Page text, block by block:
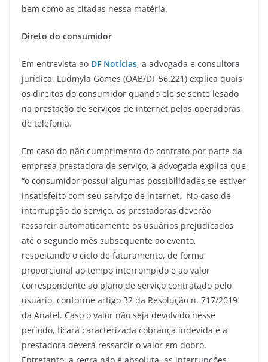
bem como as citadas nessa matéria.
Direto do consumidor
Em entrevista ao DF Notícias, a advogada e consultora
jurídica, Ludmyla Gomes (OAB/DF 56.221) explica quais
os direitos do consumidor quando ele se sente lesado
na prestação de serviços de internet pelas operadoras
de telefonia.
Em caso do não cumprimento do contrato por parte da
empresa prestadora de serviço, a advogada explica que
“o consumidor possui algumas possibilidades se estiver
insatisfeito com seu serviço de internet. No caso de
interrupção do serviço, as prestadoras deverão
ressarcir automaticamente os usuários prejudicados
até o segundo mês subsequente ao evento,
respeitando o ciclo de faturamento, de forma
proporcional ao tempo interrompido e ao valor
correspondente ao plano de serviço contratado pelo
usuário, conforme artigo 32 da Resolução n. 717/2019
da Anatel. Caso o valor não seja devolvido nesse
período, ficará caracterizada cobrança indevida e a
prestadora deverá ressarcir o valor em dobro.